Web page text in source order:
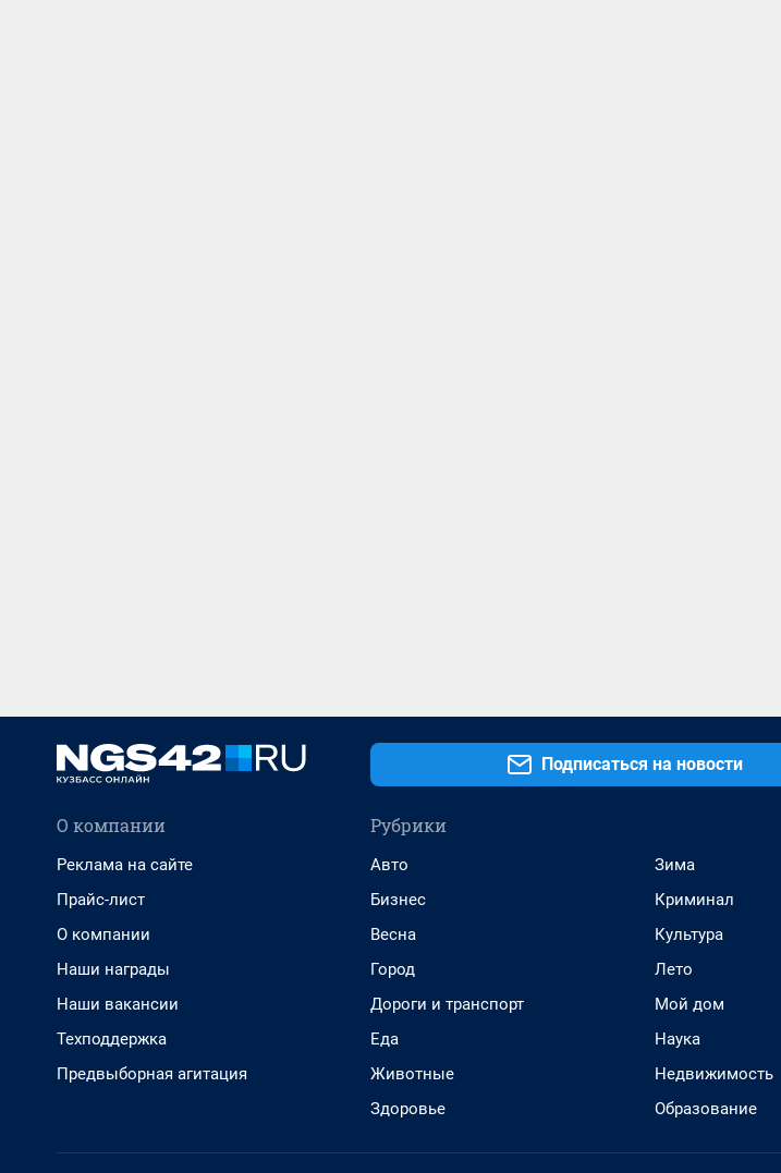
Подписаться на новости
О компании
Реклама на сайте
Прайс-лист
О компании
Наши награды
Наши вакансии
Техподдержка
Предвыборная агитация
Рубрики
Авто
Бизнес
Весна
Город
Дороги и транспорт
Еда
Животные
Здоровье
Зима
Криминал
Культура
Лето
Мой дом
Наука
Недвижимость
Образование